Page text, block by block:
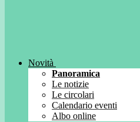
Novità
Panoramica
Le notizie
Le circolari
Calendario eventi
Albo online